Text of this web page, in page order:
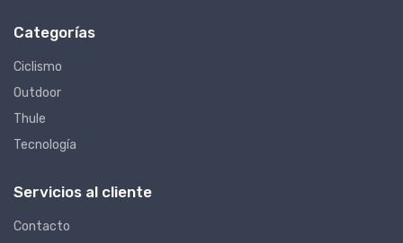
Categorías
Ciclismo
Outdoor
Thule
Tecnología
Servicios al cliente
Contacto